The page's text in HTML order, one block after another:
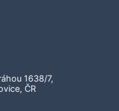
1638/7,
ČR